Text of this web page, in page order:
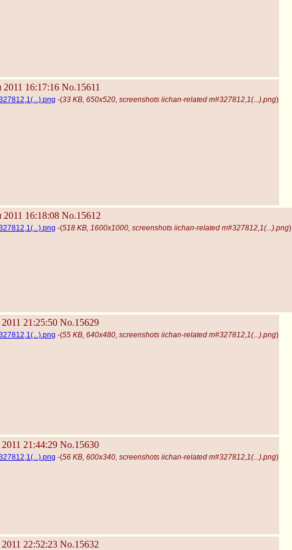
16:17:16 No.15611
-(33 KB, 650x520, screenshots iichan-related m#327812,1(...).png)
16:18:08 No.15612
-(518 KB, 1600x1000, screenshots iichan-related m#327812,1(...).png)
21:25:50 No.15629
-(55 KB, 640x480, screenshots iichan-related m#327812,1(...).png)
21:44:29 No.15630
-(56 KB, 600x340, screenshots iichan-related m#327812,1(...).png)
22:52:23 No.15632